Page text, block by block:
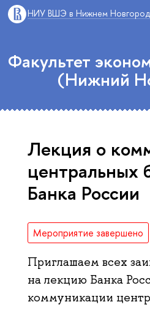
НИУ ВШЭ в Нижнем
Факультет
(Нижний
Лекция о
центральных
Банка России
Мероприятие завершено
Приглашаем всех
на лекцию Банка
коммуникации